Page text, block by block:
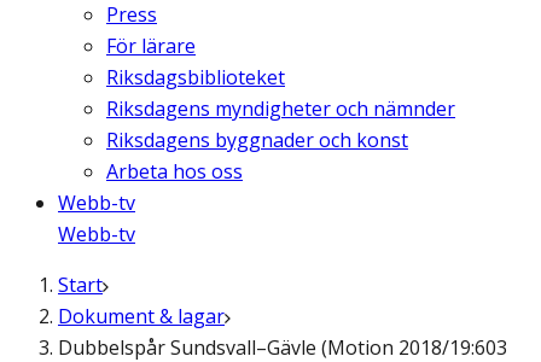
Press
För lärare
Riksdagsbiblioteket
Riksdagens myndigheter och nämnder
Riksdagens byggnader och konst
Arbeta hos oss
Webb-tv
Webb-tv
Start
Dokument & lagar
Dubbelspår Sundsvall–Gävle (Motion 2018/19:603